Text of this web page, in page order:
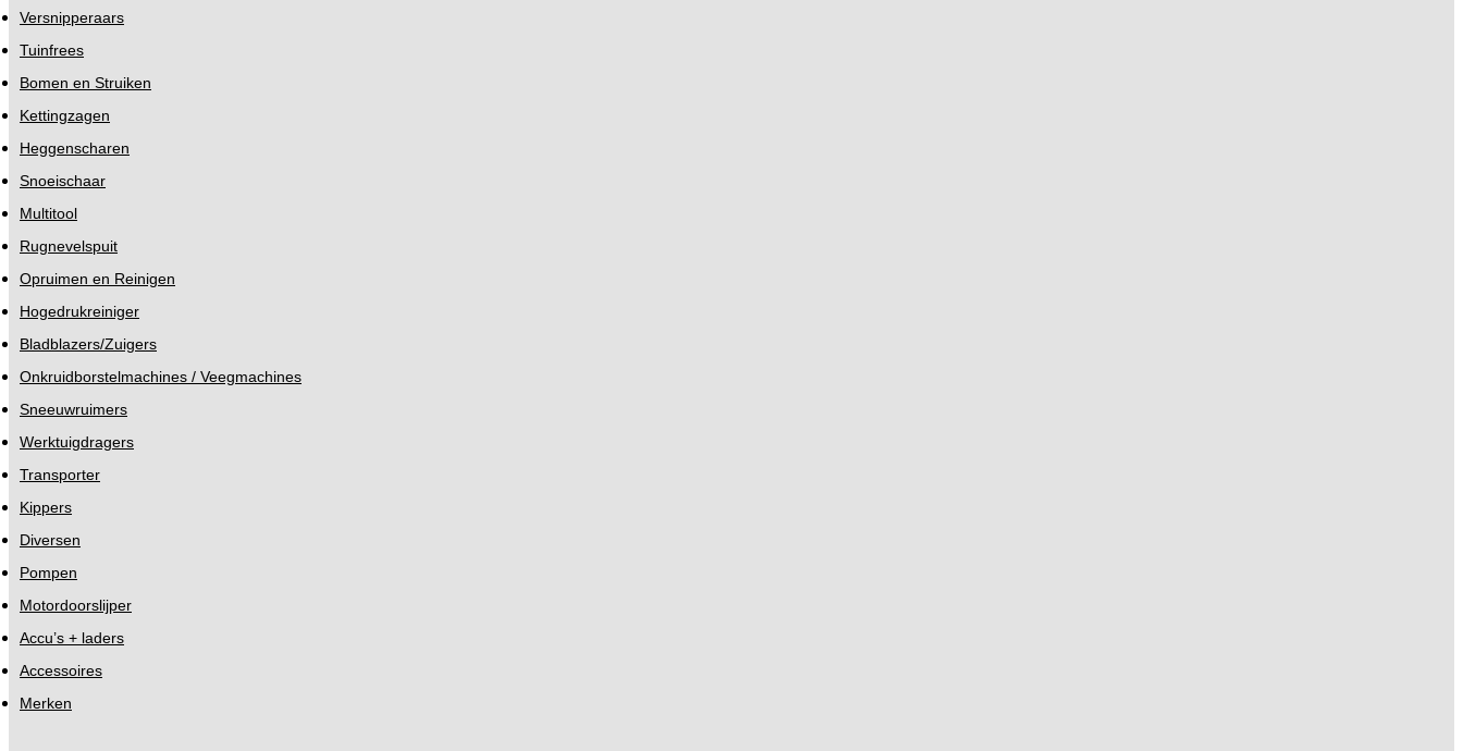
Versnipperaars
Tuinfrees
Bomen en Struiken
Kettingzagen
Heggenscharen
Snoeischaar
Multitool
Rugnevelspuit
Opruimen en Reinigen
Hogedrukreiniger
Bladblazers/Zuigers
Onkruidborstelmachines / Veegmachines
Sneeuwruimers
Werktuigdragers
Transporter
Kippers
Diversen
Pompen
Motordoorslijper
Accu’s + laders
Accessoires
Merken